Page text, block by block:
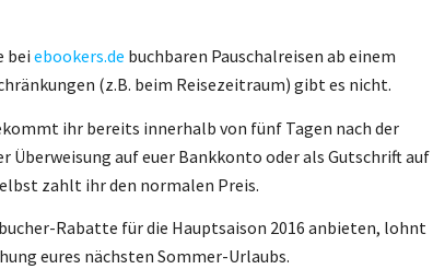
beiebookers.de buchbaren Pauschalreisen ab einem
(z.B. beim Reisezeitraum) gibt es nicht.
ihr bereits innerhalb von fünf Tagen nach der
Überweisung auf euer Bankkonto oder als Gutschrift auf
zahlt ihr den normalen Preis.
Rabatte für die Hauptsaison 2016 anbieten, lohnt
eures nächsten Sommer-Urlaubs.